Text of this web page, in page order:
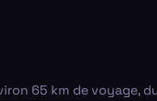
65 km de voyage,